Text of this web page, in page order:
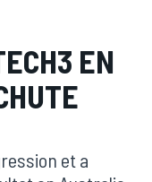
EN
et a